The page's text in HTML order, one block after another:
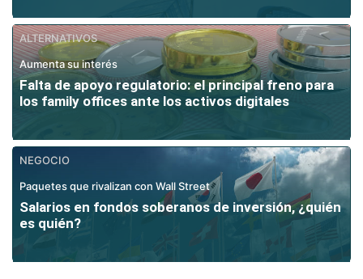
ALTERNATIVOS
Aumenta su interés
Falta de apoyo regulatorio: el principal freno para
los family offices ante los activos digitales
NEGOCIO
Paquetes que rivalizan con Wall Street
Salarios en fondos soberanos de inversión, ¿quién
es quién?